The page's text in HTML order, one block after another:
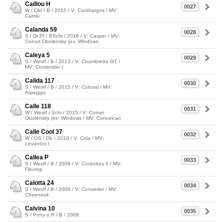
0027
Caillou H
W / Old / B / 2015 / V: Conthargos / MV:
Catoki
0028
Calanda 59
S / Dt.Pf / BSchi / 2016 / V: Casper / MV:
Cornet Obolensky (ex: Windows
0029
Caleya 5
S / Westf / B / 2013 / V: Chambretto GT /
MV: Contendro I
0030
Calida 117
S / Westf / B / 2015 / V: Colosal / MV:
Arpeggio
0031
Calle 118
W / Westf / Schi / 2015 / V: Cornet
Obolensky (ex: Windows / MV: Conceicao
0032
Calle Cool 37
W / OS / Db / 2010 / V: Cola / MV:
Levantos I
0033
Callea P
S / Westf / B / 2009 / V: Cordobes II / MV:
Fleurop
0034
Calotta 24
S / Westf / B / 2006 / V: Converter / MV:
Cheenook
0035
Calvina 10
S / Pony o.R / B / 2008